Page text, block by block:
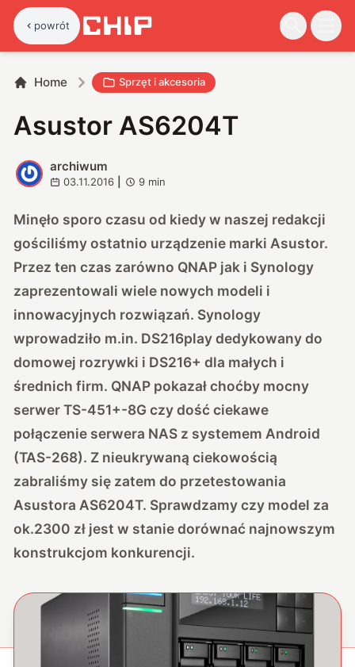
powrót
Home Sprzęt i akcesoria
Asustor AS6204T
A
archiwum
03.11.2016 9 min
Minęło sporo czasu od kiedy w naszej redakcji
gościliśmy ostatnio urządzenie marki Asustor.
Przez ten czas zarówno QNAP jak i Synology
zaprezentowali wiele nowych modeli i
innowacyjnych rozwiązań. Synology
wprowadziło m.in. DS216play dedykowany do
domowej rozrywki i DS216+ dla małych i
średnich firm. QNAP pokazał choćby mocny
serwer TS-451+-8G czy dość ciekawe
połączenie serwera NAS z systemem Android
(TAS-268). Z nieukrywaną ciekowością
zabraliśmy się zatem do przetestowania
Asustora AS6204T. Sprawdzamy czy model za
ok.2300 zł jest w stanie dorównać najnowszym
konstrukcjom konkurencji.